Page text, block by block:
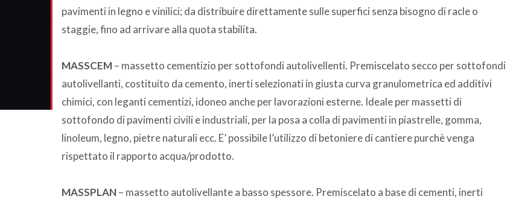
pavimenti in legno e vinilici; da distribuire direttamente sulle superfici senza bisogno di racle o
staggie, fino ad arrivare alla quota stabilita.
MASSCEM– massetto cementizio per sottofondi autolivellenti. Premiscelato secco per sottofondi
autolivellanti, costituito da cemento, inerti selezionati in giusta curva granulometrica ed additivi
chimici, con leganti cementizi, idoneo anche per lavorazioni esterne. Ideale per massetti di
sottofondo di pavimenti civili e industriali, per la posa a colla di pavimenti in piastrelle, gomma,
linoleum, legno, pietre naturali ecc. E’ possibile l’utilizzo di betoniere di cantiere purchè venga
rispettato il rapporto acqua/prodotto.
MASSPLAN– massetto autolivellante a basso spessore. Premiscelato a base di cementi, inerti